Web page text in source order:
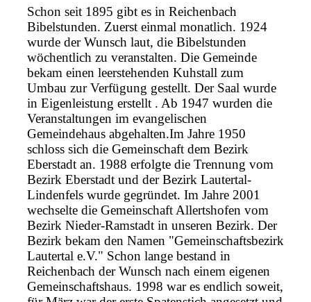
Schon seit 1895 gibt es in Reichenbach
Bibelstunden. Zuerst einmal monatlich. 1924
wurde der Wunsch laut, die Bibelstunden
wöchentlich zu veranstalten. Die Gemeinde
bekam einen leerstehenden Kuhstall zum
Umbau zur Verfügung gestellt. Der Saal wurde
in Eigenleistung erstellt . Ab 1947 wurden die
Veranstaltungen im evangelischen
Gemeindehaus abgehalten.Im Jahre 1950
schloss sich die Gemeinschaft dem Bezirk
Eberstadt an. 1988 erfolgte die Trennung vom
Bezirk Eberstadt und der Bezirk Lautertal-
Lindenfels wurde gegründet. Im Jahre 2001
wechselte die Gemeinschaft Allertshofen vom
Bezirk Nieder-Ramstadt in unseren Bezirk. Der
Bezirk bekam den Namen "Gemeinschaftsbezirk
Lautertal e.V." Schon lange bestand in
Reichenbach der Wunsch nach einem eigenen
Gemeinschaftshaus. 1998 war es endlich soweit,